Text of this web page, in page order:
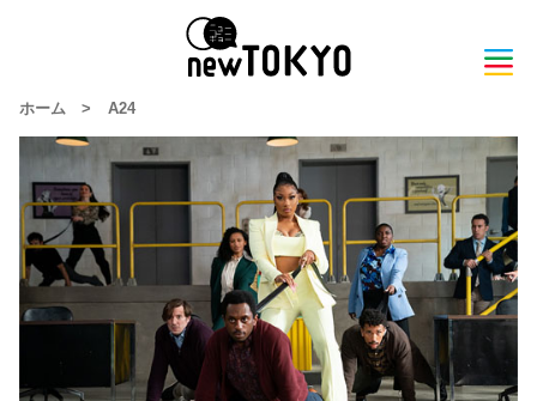
ホーム > A24